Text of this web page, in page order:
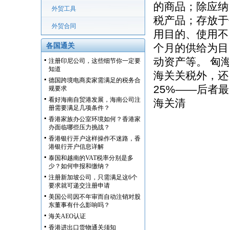
外贸工具
外贸合同
各国通关
注册印尼公司，这些细节你一定要
知道
德国跨境电商卖家需满足的税务合
规要求
看好海南自贸港发展，海南公司注
册需要满足几项条件？
香港家族办公室环境如何？香港家
办面临哪些压力挑战？
香港银行开户这样操作不迷路，香
港银行开户信息详解
泰国和越南的VAT税率分别是多
少？如何申报和缴纳？
注册新加坡公司，只需满足这6个
要求就可递交注册申请
美国公司因不年审而自动注销对股
东董事有什么影响吗？
海关AEO认证
香港进出口货物通关须知
的商品；除应
税产品；存放
用目的、使用
个月的供给为
动资产等。 匈
海关关税外，
25%——后者最
海关清